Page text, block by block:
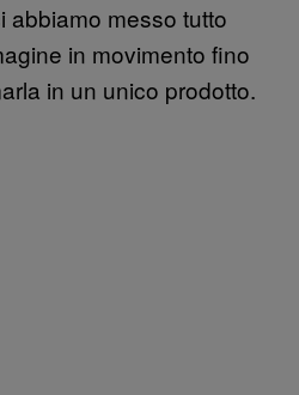
abbiamo messo tutto
in movimento fino
in un unico prodotto.